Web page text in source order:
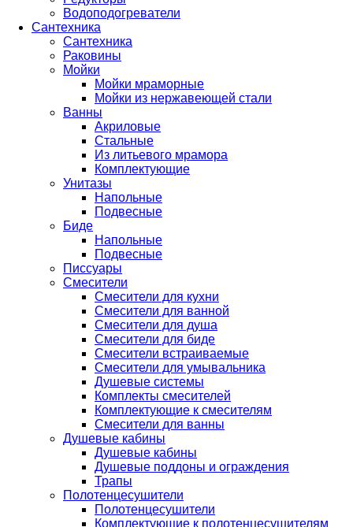
Водоподогреватели
Сантехника
Сантехника
Раковины
Мойки
Мойки мраморные
Мойки из нержавеющей стали
Ванны
Акриловые
Стальные
Из литьевого мрамора
Комплектующие
Унитазы
Напольные
Подвесные
Биде
Напольные
Подвесные
Писсуары
Смесители
Смесители для кухни
Смесители для ванной
Смесители для душа
Смесители для биде
Смесители встраиваемые
Смесители для умывальника
Душевые системы
Комплекты смесителей
Комплектующие к смесителям
Смесители для ванны
Душевые кабины
Душевые кабины
Душевые поддоны и ограждения
Трапы
Полотенцесушители
Полотенцесушители
Комплектующие к полотенцесушителям